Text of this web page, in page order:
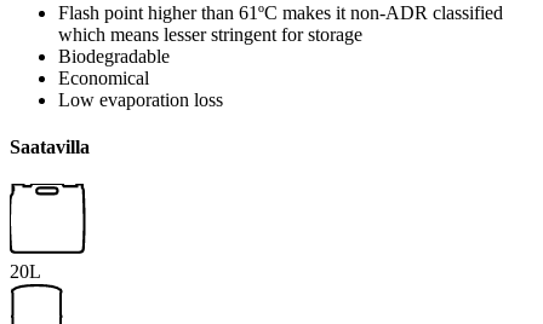
Flash point higher than 61ºC makes it non-ADR classified
which means lesser stringent for storage
Biodegradable
Economical
Low evaporation loss
Saatavilla
20L